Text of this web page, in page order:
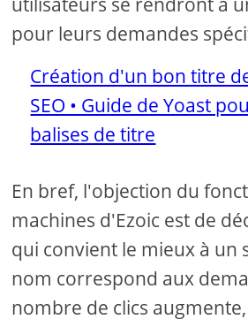
pour leurs demandes
Création d'un bon titre
SEO • Guide de Yoast
balises de titre
En bref, l'objection du
machines d'Ezoic est de
qui convient le mieux à un
nom correspond aux
nombre de clics